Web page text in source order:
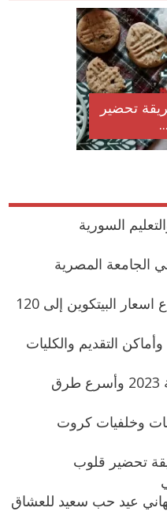
تحضير
السورية
الجامعة المصرية
ستاندرد تشارترد: توقعات بارتفاع اسعار البيتكوين إلى 120
2023 مواعيد وأماكن التقديم والكليات
موعد ظهور نتيجة الثانوية العامة 2023 وأسرع طرق
بطاقات وخلفيات كروت
تحضير قلوب